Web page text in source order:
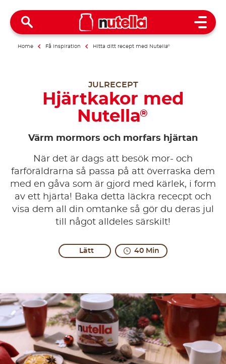
Open
Home Få inspiration Hitta ditt recept med Nutella®
JULRECEPT
Hjärtkakor med
Nutella®
Värm mormors och morfars hjärtan
När det är dags att besök mor- och
farföräldrarna så passa på att överraska dem
med en gåva som är gjord med kärlek, i form
av ett hjärta! Baka detta läckra rececpt och
visa dem all din omtanke så gör du deras jul
till något alldeles särskilt!
Lätt 40 Min